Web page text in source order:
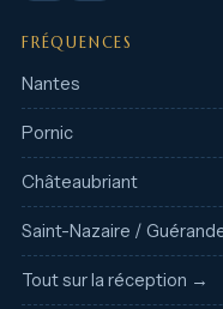
FRÉQUENCES
Nantes
Pornic
Châteaubriant
Saint-Nazaire /
Tout sur la réception →